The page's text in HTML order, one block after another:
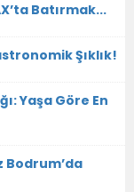
Batırmak...
Şıklık!
Yaşa Göre En
Bodrum’da